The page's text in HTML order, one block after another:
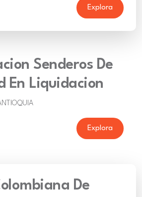
Explora
Senderos De
En Liquidacion
Explora
De